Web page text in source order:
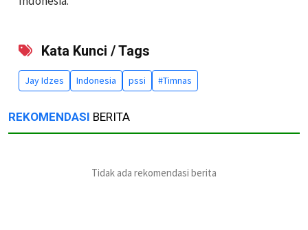
Kata Kunci / Tags
Jay Idzes Indonesia pssi #Timnas
REKOMENDASI BERITA
Tidak ada rekomendasi berita